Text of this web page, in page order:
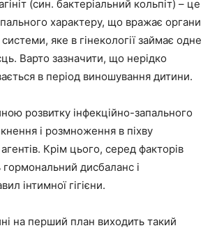
(син. бактеріальний кольпіт) – це
характеру, що вражає органи
системи, яке в гінекології займає одне
Варто зазначити, що нерідко
в період виношування дитини.
розвитку інфекційно-запального
і розмноження в піхву
Крім цього, серед факторів
дисбаланс і
інтимної гігієни.
на перший план виходить такий